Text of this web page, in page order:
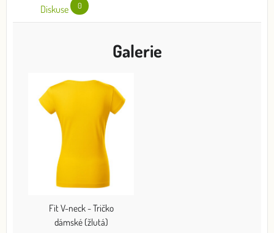
Diskuse 0
Galerie
Fit V-neck - Tričko
dámské (žlutá)